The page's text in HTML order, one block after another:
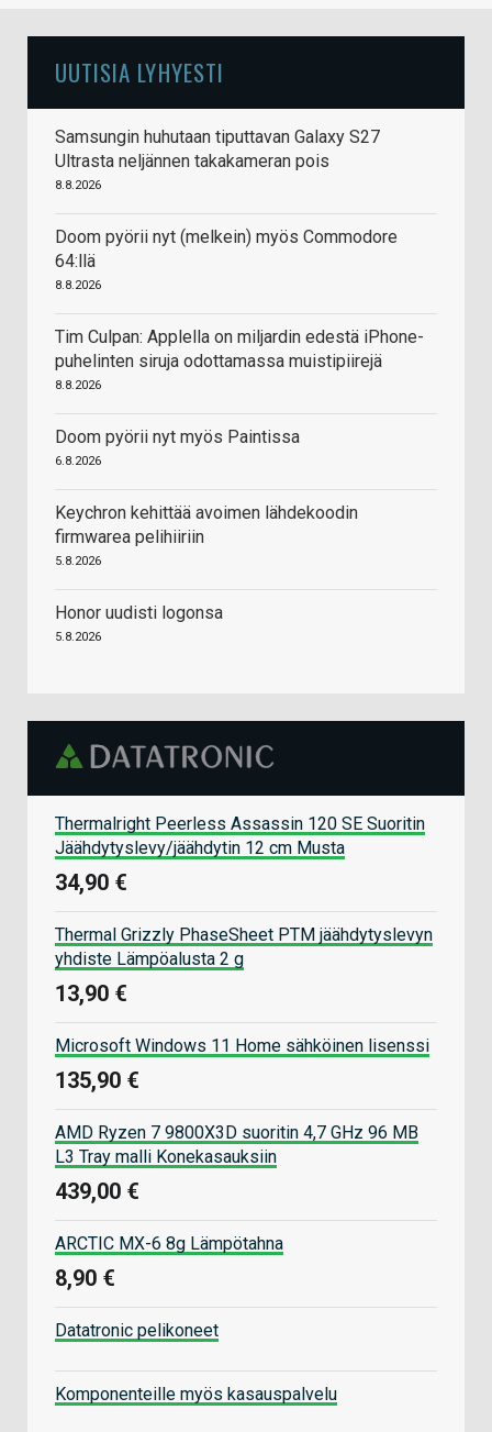
UUTISIA LYHYESTI
Samsungin huhutaan tiputtavan Galaxy S27
Ultrasta neljännen takakameran pois
8.8.2026
Doom pyörii nyt (melkein) myös Commodore
64:llä
8.8.2026
Tim Culpan: Applella on miljardin edestä iPhone-
puhelinten siruja odottamassa muistipiirejä
8.8.2026
Doom pyörii nyt myös Paintissa
6.8.2026
Keychron kehittää avoimen lähdekoodin
firmwarea pelihiiriin
5.8.2026
Honor uudisti logonsa
5.8.2026
Thermalright Peerless Assassin 120 SE Suoritin
Jäähdytyslevy/jäähdytin 12 cm Musta
34,90 €
Thermal Grizzly PhaseSheet PTM jäähdytyslevyn
yhdiste Lämpöalusta 2 g
13,90 €
Microsoft Windows 11 Home sähköinen lisenssi
135,90 €
AMD Ryzen 7 9800X3D suoritin 4,7 GHz 96 MB
L3 Tray malli Konekasauksiin
439,00 €
ARCTIC MX-6 8g Lämpötahna
8,90 €
Datatronic pelikoneet
Komponenteille myös kasauspalvelu